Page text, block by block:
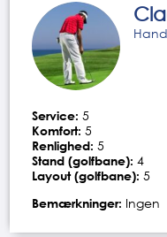
Service: 5
Komfort: 5
Renlighed: 5
Stand (golfbane): 4
Layout (golfbane): 5
Bemærkninger: Ingen